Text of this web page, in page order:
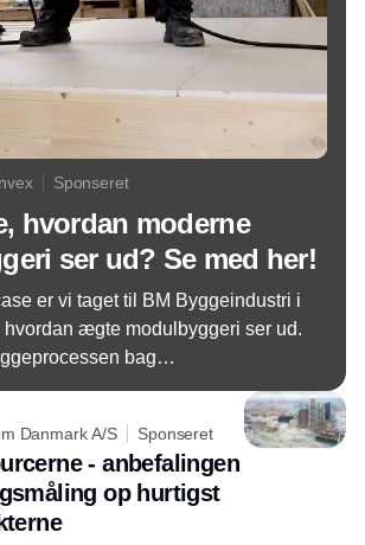
Sponseret
hvordan moderne
ser ud? Se med her!
er vi taget til BM Byggeindustri i
hvordan ægte modulbyggeri ser ud.
bag
Danmark A/S Sponseret
- anbefalingen
op hurtigst